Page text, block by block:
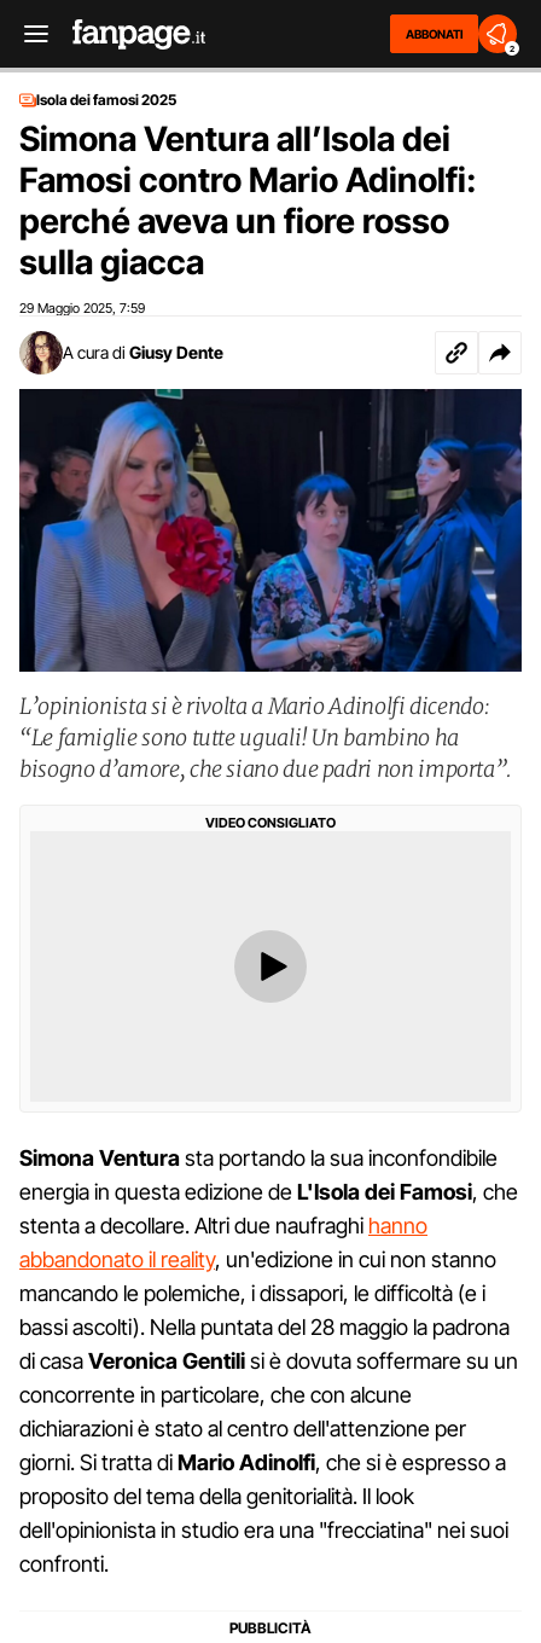
ABBONATI
2
Isola dei famosi 2025
Simona Ventura all’Isola dei
Famosi contro Mario Adinolfi:
perché aveva un fiore rosso
sulla giacca
29 Maggio 2025 7:59
A cura di Giusy Dente
L’opinionista si è rivolta a Mario Adinolfi dicendo:
“Le famiglie sono tutte uguali! Un bambino ha
bisogno d’amore, che siano due padri non importa”.
VIDEO CONSIGLIATO
Simona Venturasta portando la sua inconfondibile
energia in questa edizione deL'Isola dei Famosi, che
stenta a decollare. Altri due naufraghi hanno
abbandonato il reality, un'edizione in cui non stanno
mancando le polemiche, i dissapori, le difficoltà (e i
bassi ascolti). Nella puntata del 28 maggio la padrona
di casaVeronica Gentilisi è dovuta soffermare su un
concorrente in particolare, che con alcune
dichiarazioni è stato al centro dell'attenzione per
giorni. Si tratta diMario Adinolfi, che si è espresso a
proposito del tema della genitorialità. Il look
dell'opinionista in studio era una "frecciatina" nei suoi
confronti.